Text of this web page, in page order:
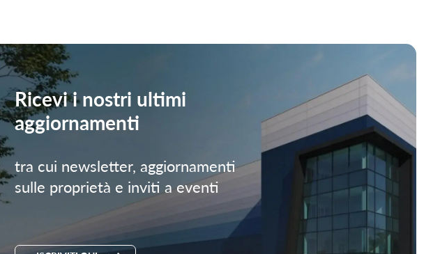
Ricevi i nostri ultimi
aggiornamenti
tra cui newsletter, aggiornamenti
sulle proprietà e inviti a eventi